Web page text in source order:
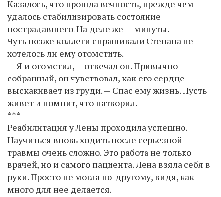
Казалось, что прошла вечность, прежде чем
удалось стабилизировать состояние
пострадавшего. На деле же — минуты.
Чуть позже коллеги спрашивали Степана не
хотелось ли ему отомстить.
— Я и отомстил, — отвечал он. Привычно
собранный, он чувствовал, как его сердце
выскакивает из груди. — Спас ему жизнь. Пусть
живет и помнит, что натворил.
***
Реабилитация у Лены проходила успешно.
Научиться вновь ходить после серьезной
травмы очень сложно. Это работа не только
врачей, но и самого пациента. Лена взяла себя в
руки. Просто не могла по-другому, видя, как
много для нее делается.